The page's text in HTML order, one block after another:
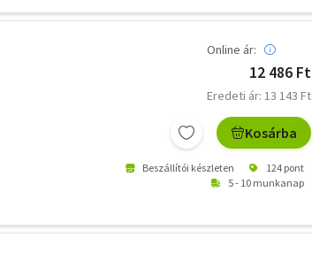
Online ár:
12 486 Ft
Eredeti ár: 13 143 Ft
Kosárba
Beszállítói készleten
124 pont
5 - 10 munkanap